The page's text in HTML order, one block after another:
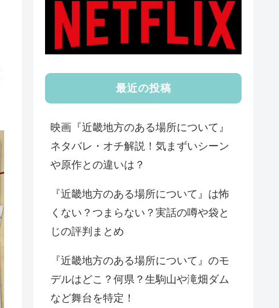
最近の投稿
映画『近畿地方のある場所について』
ネタバレ・オチ解説！気まずいシーン
や原作との違いは？
『近畿地方のある場所について』は怖
くない？つまらない？実話の噂や袋と
じの評判まとめ
『近畿地方のある場所について』のモ
デルはどこ？何県？生駒山や滝畑ダム
など舞台を特定！